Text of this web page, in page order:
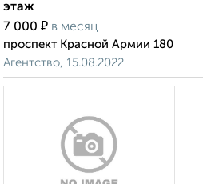
этаж
7 000 ₽ в месяц
проспект Красной Армии 180
Агентство, 15.08.2022